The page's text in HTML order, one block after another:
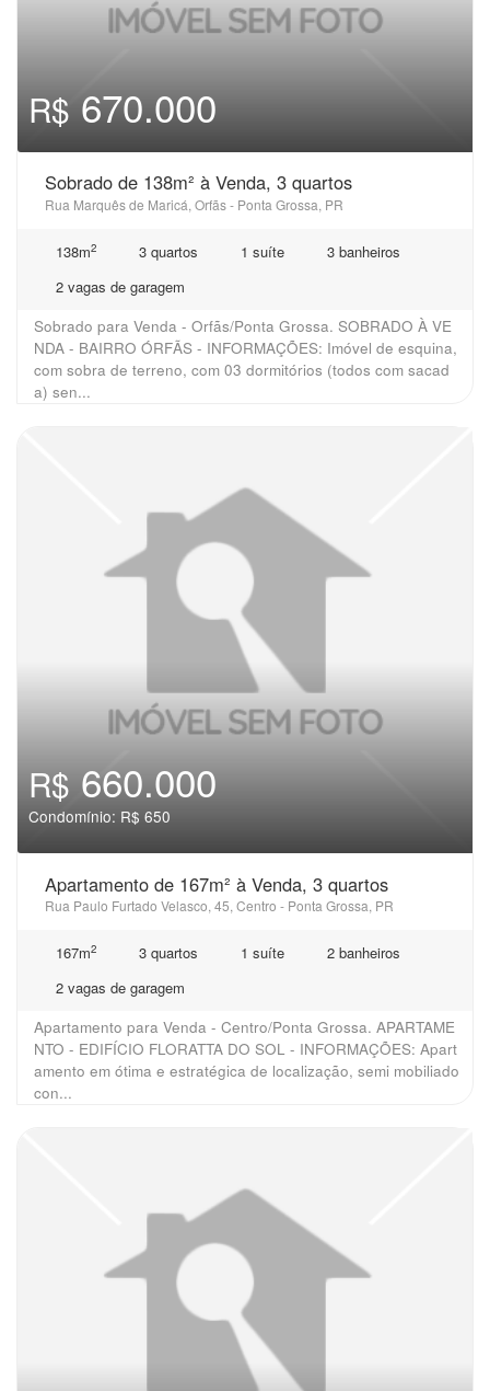
R$670.000
Sobrado de 138m² à Venda, 3 quartos
Rua Marquês de Maricá, Orfãs - Ponta Grossa, PR
138m2 3 quartos 1 suíte
3 banheiros
2 vagas de garagem
Sobrado para Venda - Orfãs/Ponta Grossa. SOBRADO À VE
NDA - BAIRRO ÓRFÃS - INFORMAÇÕES: Imóvel de esquina,
com sobra de terreno, com 03 dormitórios (todos com sacad
a) sen...
R$660.000
Condomínio: R$ 650
Apartamento de 167m² à Venda, 3 quartos
Rua Paulo Furtado Velasco, 45, Centro - Ponta Grossa, PR
167m2 3 quartos 1 suíte
2 banheiros
2 vagas de garagem
Apartamento para Venda - Centro/Ponta Grossa. APARTAME
NTO - EDIFÍCIO FLORATTA DO SOL - INFORMAÇÕES: Apart
amento em ótima e estratégica de localização, semi mobiliado
con...